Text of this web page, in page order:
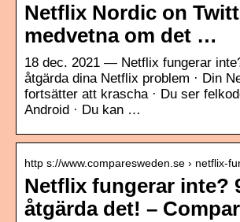
Netflix Nordic on
medvetna om det …
18 dec. 2021 — Netflix fungerar
åtgärda dina Netflix problem · Din
fortsätter att krascha · Du ser
Android · Du kan …
http s://www.comparesweden.se › netflix-
Netflix fungerar inte?
åtgärda det! –